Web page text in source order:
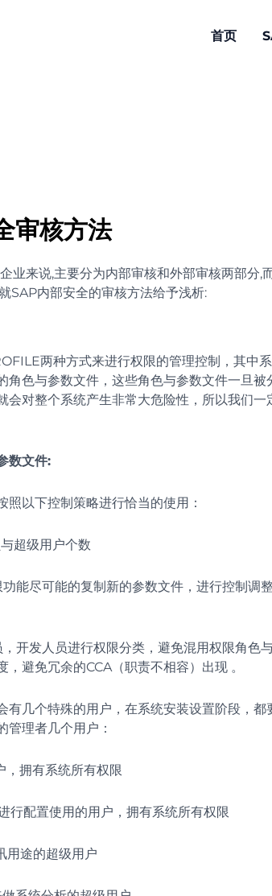
首页
审核方法
业来说,主要分为内部审核和外部审核两部分,
SAP内部安全的审核方法给予浅析:
两种方式来进行权限的管理控制，其中
角色与参数文件，这些角色与参数文件一旦
会对整个系统产生非常大危险性，所以我们
数文件:
照以下控制策略进行恰当的使用：
超级用户个数
能尽可能的复制新的参数文件，进行控制调
开发人员进行权限分类，避免混用权限角色
避免冗余的CCA（职责不相容）出现 。
有几个特殊的用户，在系统安装设置阶段，
管理者几个用户：
拥有系统所有权限
配置使用的用户，拥有系统所有权限
途的超级用户